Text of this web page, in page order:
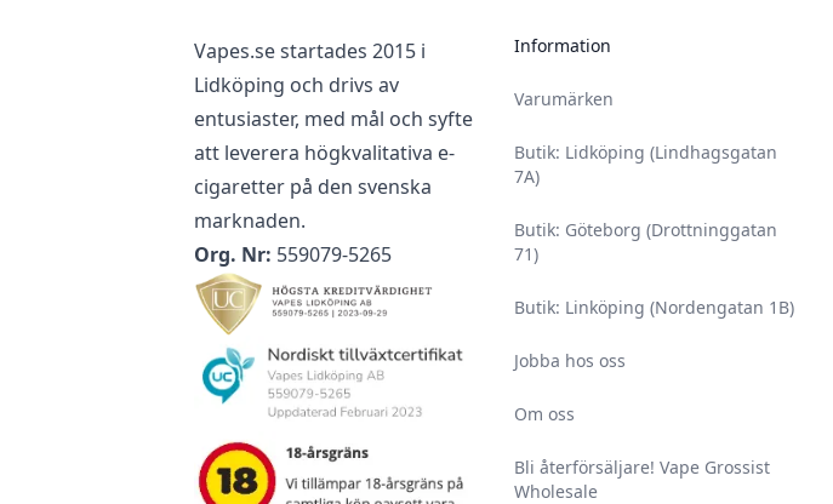
Vapes.se startades 2015 i
Lidköping och drivs av
entusiaster, med mål och syfte
att leverera högkvalitativa e-
cigaretter på den svenska
marknaden.
Org. Nr: 559079-5265
Information
Varumärken
Butik: Lidköping (Lindhagsgatan
7A)
Butik: Göteborg (Drottninggatan
71)
Butik: Linköping (Nordengatan 1B)
Jobba hos oss
Om oss
Bli återförsäljare! Vape Grossist
Wholesale